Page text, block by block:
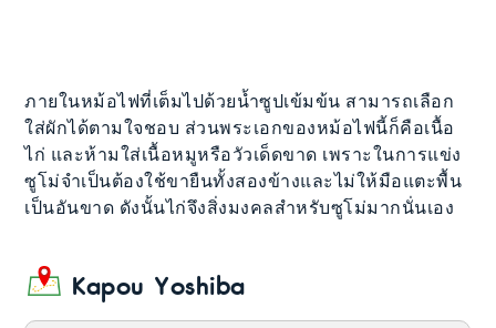
ภายในหม้อไฟที่เต็มไปด้วยน้ำซูปเข้มข้น สามารถเลือก
ใส่ผักได้ตามใจชอบ ส่วนพระเอกของหม้อไฟนี้ก็คือเนื้อ
ไก่ และห้ามใส่เนื้อหมูหรือวัวเด็ดขาด เพราะในการแข่ง
ซูโม่จำเป็นต้องใช้ขายืนทั้งสองข้างและไม่ให้มือแตะพื้น
เป็นอันขาด ดังนั้นไก่จึงสิ่งมงคลสำหรับซูโม่มากนั่นเอง
Kapou Yoshiba